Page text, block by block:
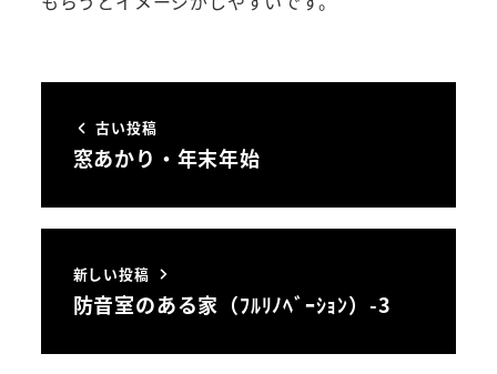
古い投稿
窓あかり・年末年始
新しい投稿
防音室のある家（ﾌﾙﾘﾉﾍﾞｰｼｮﾝ）-3